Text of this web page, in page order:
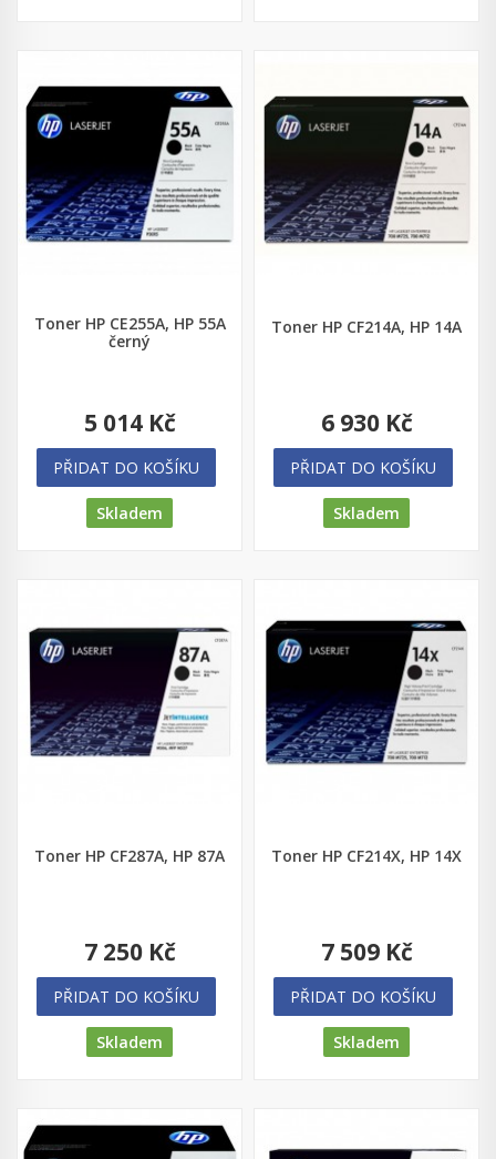
Toner HP CE255A, HP 55A
černý
5 014 Kč
PŘIDAT DO KOŠÍKU
Skladem
Toner HP CF214A, HP 14A
6 930 Kč
PŘIDAT DO KOŠÍKU
Skladem
Toner HP CF287A, HP 87A
7 250 Kč
PŘIDAT DO KOŠÍKU
Skladem
Toner HP CF214X, HP 14X
7 509 Kč
PŘIDAT DO KOŠÍKU
Skladem